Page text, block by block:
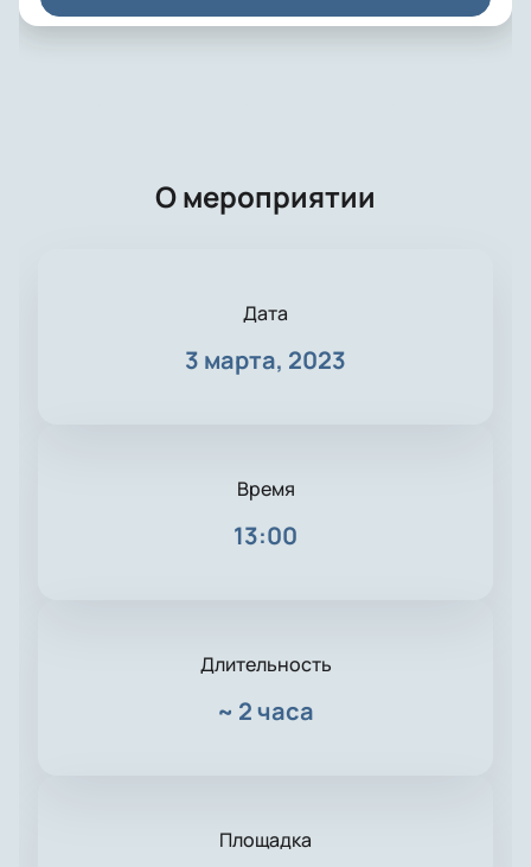
О мероприятии
Дата
3 марта, 2023
Время
13:00
Длительность
~ 2 часа
Площадка